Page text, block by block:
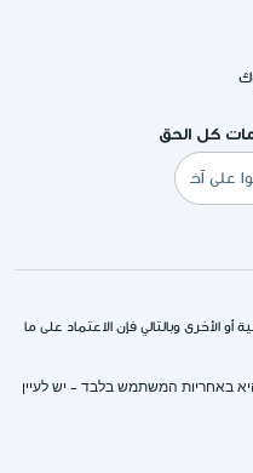
كل الحق
الأخرى وبالتالي فإن الاعتماد على ما
באחריות המשתמש בלבד - יש לעיין